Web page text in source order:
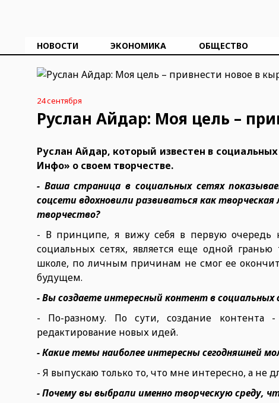
НОВОСТИ ЭКОНОМИКА ОБЩЕСТВО
24 сентября
Руслан Айдар: Моя цель –
Руслан Айдар, который известен в
Инфо» о своем творчестве.
- Ваша страница в социальных сетях
соцсети вдохновили развиваться как
творчество?
- В принципе, я вижу себя в первую очередь
социальных сетях, является еще одной
школе, по личным причинам не смог ее
будущем.
- Вы создаете интересный контент в
- По-разному. По сути, создание контента
редактирование новых идей.
- Какие темы наиболее интересны сегодняшней
- Я выпускаю только то, что мне интересно, а не
- Почему вы выбрали именно творческую среду,